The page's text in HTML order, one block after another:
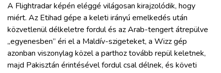
A Flightradar képén eléggé világosan kirajzolódik, hogy
miért. Az Etihad gépe a keleti irányú emelkedés után
közvetlenül délkeletre fordul és az Arab-tengert átrepülve
„egyenesben” éri el a Maldív-szigeteket, a Wizz gép
azonban viszonylag közel a parthoz tovább repül keletnek,
majd Pakisztán érintésével fordul csal délnek, és követi